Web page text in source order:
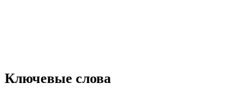
Ключевые слова